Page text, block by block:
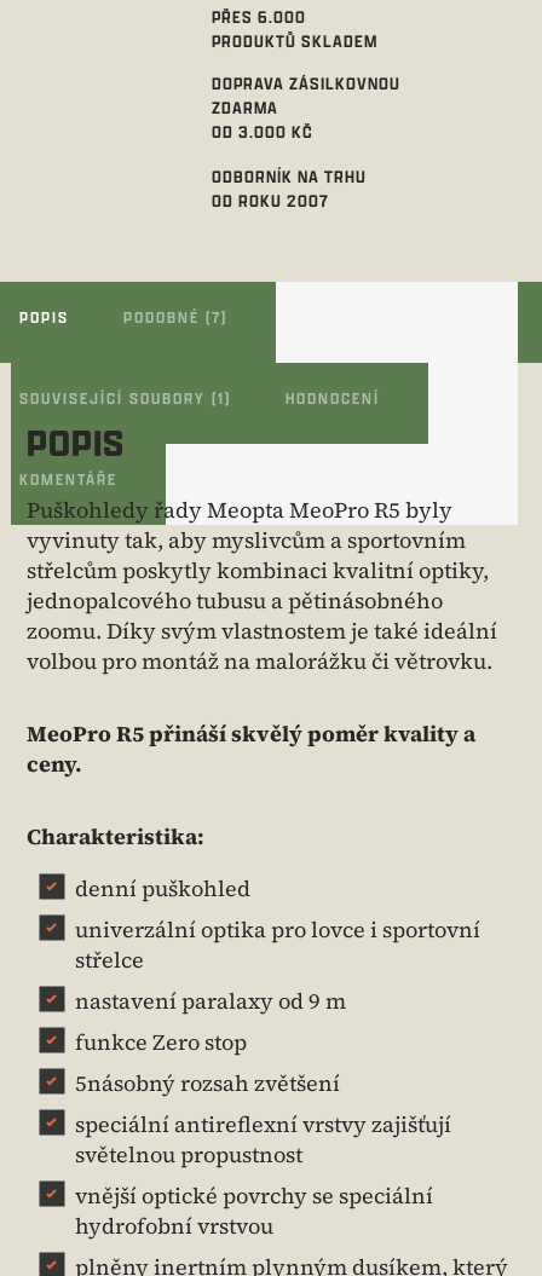
PŘES 6.000
PRODUKTŮ SKLADEM
DOPRAVA ZÁSILKOVNOU
ZDARMA
OD 3.000 KČ
ODBORNÍK NA TRHU
OD ROKU 2007
POPIS PODOBNÉ (7)
SOUVISEJÍCÍ SOUBORY (1) HODNOCENÍ
KOMENTÁŘE
POPIS
Puškohledy řady Meopta MeoPro R5 byly
vyvinuty tak, aby myslivcům a sportovním
střelcům poskytly kombinaci kvalitní optiky,
jednopalcového tubusu a pětinásobného
zoomu. Díky svým vlastnostem je také ideální
volbou pro montáž na malorážku či větrovku.
MeoPro R5 přináší skvělý poměr kvality a
ceny.
Charakteristika:
denní puškohled
univerzální optika pro lovce i sportovní
střelce
nastavení paralaxy od 9 m
funkce Zero stop
5násobný rozsah zvětšení
speciální antireflexní vrstvy zajišťují
světelnou propustnost
vnější optické povrchy se speciální
hydrofobní vrstvou
plněny inertním plynným dusíkem, který